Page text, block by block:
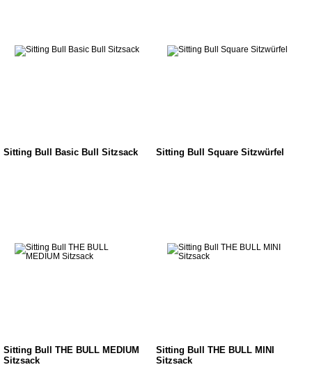
Sitting Bull Basic Bull Sitzsack Sitting Bull Square Sitzwürfel
Sitting Bull THE BULL MEDIUM
Sitzsack
Sitting Bull THE BULL MINI
Sitzsack